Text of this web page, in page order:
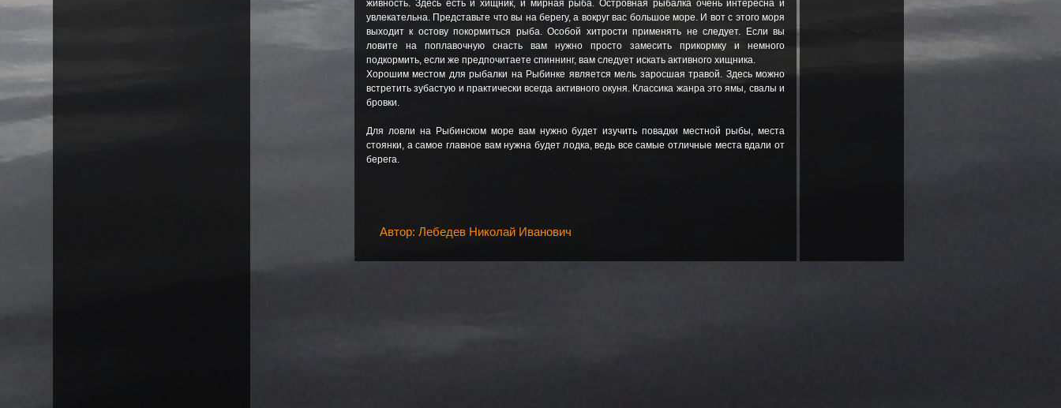
живность. Здесь есть и хищник, и мирная рыба. Островная рыбалка очень интересна и
увлекательна. Представьте что вы на берегу, а вокруг вас большое море. И вот с этого моря
выходит к остову покормиться рыба. Особой хитрости применять не следует. Если вы
ловите на поплавочную снасть вам нужно просто замесить прикормку и немного
подкормить, если же предпочитаете спиннинг, вам следует искать активного хищника.
Хорошим местом для рыбалки на Рыбинке является мель заросшая травой. Здесь можно
встретить зубастую и практически всегда активного окуня. Классика жанра это ямы, свалы и
бровки.
Для ловли на Рыбинском море вам нужно будет изучить повадки местной рыбы, места
стоянки, а самое главное вам нужна будет лодка, ведь все самые отличные места вдали от
берега.
Автор: Лебедев Николай Иванович